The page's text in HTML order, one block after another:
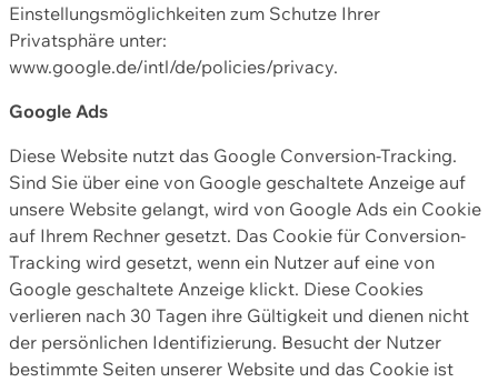
Einstellungsmöglichkeiten zum Schutze Ihrer
Privatsphäre unter:
www.google.de/intl/de/policies/privacy.
Google Ads
Diese Website nutzt das Google Conversion-Tracking.
Sind Sie über eine von Google geschaltete Anzeige auf
unsere Website gelangt, wird von Google Ads ein Cookie
auf Ihrem Rechner gesetzt. Das Cookie für Conversion-
Tracking wird gesetzt, wenn ein Nutzer auf eine von
Google geschaltete Anzeige klickt. Diese Cookies
verlieren nach 30 Tagen ihre Gültigkeit und dienen nicht
der persönlichen Identifizierung. Besucht der Nutzer
bestimmte Seiten unserer Website und das Cookie ist